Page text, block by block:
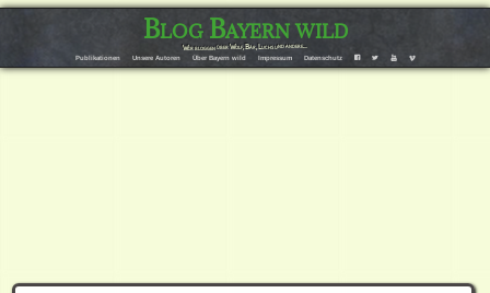
Blog Bayern wild
Wir bloggen über Wolf, Bär, Luchs und andere…
Publikationen Unsere Autoren Über Bayern wild Impressum Datenschutz F T Y V